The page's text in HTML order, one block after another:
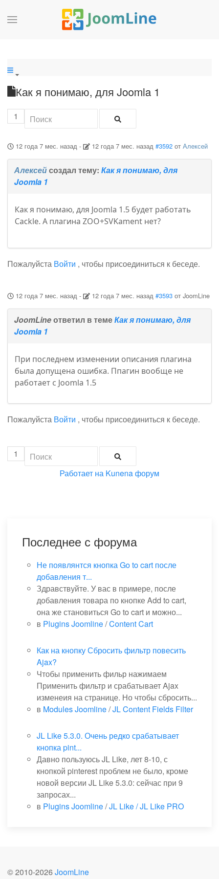
Как я понимаю, для Joomla 1
1
12 года 7 мес. назад- 12 года 7 мес. назад #3592 отАлексей
Алексейсоздал тему: Как я понимаю, для
Joomla 1
Как я понимаю, для Joomla 1.5 будет работать
Cackle. А плагина ZOO+SVKament нет?
Пожалуйста Войти , чтобы присоединиться к беседе.
12 года 7 мес. назад- 12 года 7 мес. назад #3593 отJoomLine
JoomLineответил в темеКак я понимаю, для
Joomla 1
При последнем изменении описания плагина
была допущена ошибка. Ппагин вообще не
работает с Joomla 1.5
Пожалуйста Войти , чтобы присоединиться к беседе.
1
Работает на Kunena форум
Последнее с форума
Не появлянтся кнопка Go to cart после
добавления т...
Здравствуйте. У вас в примере, после
добавления товара по кнопке Add to cart,
она же становиться Go to cart и можно...
в Plugins Joomline/Content Cart
Как на кнопку Сбросить фильтр повесить
Ajax?
Чтобы применить фильр нажимаем
Применить фильтр и срабатывает Ajax
изменеия на странице. Но чтобы сбросить...
в Modules Joomline/JL Content Fields Filter
JL Like 5.3.0. Очень редко срабатывает
кнопка pint...
Давно пользуюсь JL Like, лет 8-10, с
кнопкой pinterest проблем не было, кроме
новой версии JL Like 5.3.0: сейчас при 9
запросах...
в Plugins Joomline/JL Like / JL Like PRO
© 2010-2026 JoomLine